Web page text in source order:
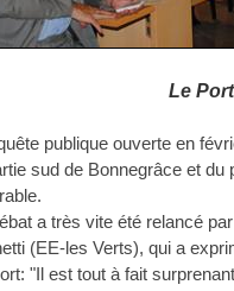
Le
publique ouverte en
sud de Bonnegrâce et du
a très vite été relancé
(EE-les Verts), qui a
"Il est tout à fait